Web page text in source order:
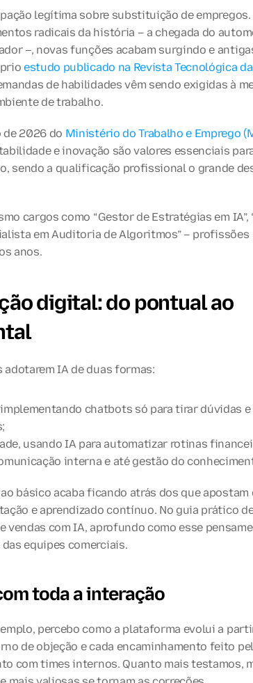
legítima sobre substituição de empregos.
radicais da história – a chegada do
–, novas funções acabam surgindo e
estudo publicado na Revista Tecnológica da
de habilidades vêm sendo exigidas à
de trabalho.
de 2026 do Ministério do Trabalho e Emprego
e inovação são valores essenciais
sendo a qualificação profissional o grande
cargos como “Gestor de Estratégias em IA”,
em Auditoria de Algoritmos” – profissões
anos.
digital: do pontual ao
adotarem IA de duas formas:
chatbots só para tirar dúvidas e
usando IA para automatizar rotinas
interna e até gestão do
básico acaba ficando atrás dos que apostam
e aprendizado contínuo. No guia prático
vendas com IA, aprofundo como esse
equipes comerciais.
toda a interação
percebo como a plataforma evolui a
de objeção e cada encaminhamento feito
com times internos. Quanto mais testamos,